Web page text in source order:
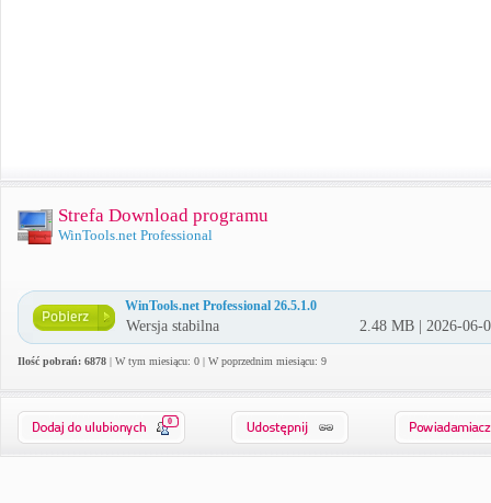
Strefa Download programu
WinTools.net Professional
WinTools.net Professional 26.5.1.0
Wersja stabilna 2.48 MB | 2026-06-
Ilość pobrań: 6878 | W tym miesiącu: 0 | W poprzednim miesiącu: 9
0